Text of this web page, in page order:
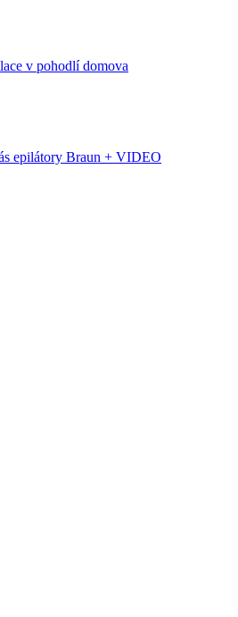
v pohodlí domova
epilátory Braun + VIDEO